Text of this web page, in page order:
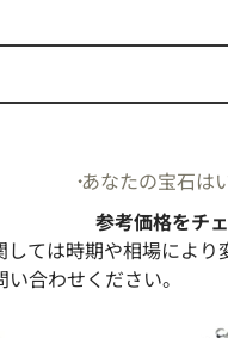
あなたの宝石は
参考価格をチ
ては時期や相場によ
合わせください。